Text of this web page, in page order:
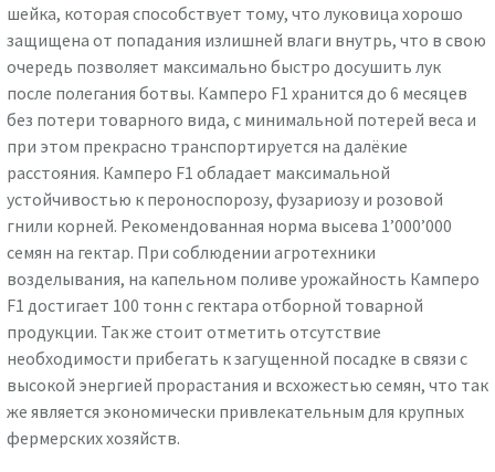
шейка, которая способствует тому, что луковица хорошо
защищена от попадания излишней влаги внутрь, что в свою
очередь позволяет максимально быстро досушить лук
после полегания ботвы. Камперо F1 хранится до 6 месяцев
без потери товарного вида, с минимальной потерей веса и
при этом прекрасно транспортируется на далёкие
расстояния. Камперо F1 обладает максимальной
устойчивостью к пероноспорозу, фузариозу и розовой
гнили корней. Рекомендованная норма высева 1’000’000
семян на гектар. При соблюдении агротехники
возделывания, на капельном поливе урожайность Камперо
F1 достигает 100 тонн с гектара отборной товарной
продукции. Так же стоит отметить отсутствие
необходимости прибегать к загущенной посадке в связи с
высокой энергией прорастания и всхожестью семян, что так
же является экономически привлекательным для крупных
фермерских хозяйств.